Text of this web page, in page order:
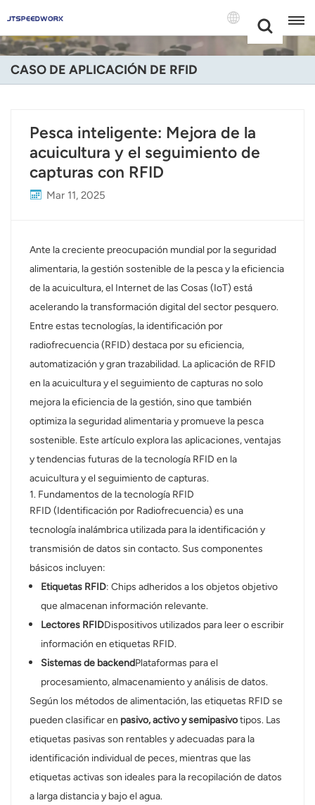
+86 -18681515767
English
Deutsch
Español
Português
Nederland
日语
한국어
Türk
Ελληνικά
Melayu
Polski
Tiếng Việt
Indonesia
magyar
CASO DE APLICACIÓN DE RFID
Pesca inteligente: Mejora de la
acuicultura y el seguimiento de
capturas con RFID
Mar 11, 2025
Ante la creciente preocupación mundial por la seguridad
alimentaria, la gestión sostenible de la pesca y la eficiencia
de la acuicultura, el Internet de las Cosas (IoT) está
acelerando la transformación digital del sector pesquero.
Entre estas tecnologías, la identificación por
radiofrecuencia (RFID) destaca por su eficiencia,
automatización y gran trazabilidad. La aplicación de RFID
en la acuicultura y el seguimiento de capturas no solo
mejora la eficiencia de la gestión, sino que también
optimiza la seguridad alimentaria y promueve la pesca
sostenible. Este artículo explora las aplicaciones, ventajas
y tendencias futuras de la tecnología RFID en la
acuicultura y el seguimiento de capturas.
1. Fundamentos de la tecnología RFID
RFID (Identificación por Radiofrecuencia) es una
tecnología inalámbrica utilizada para la identificación y
transmisión de datos sin contacto. Sus componentes
básicos incluyen:
Etiquetas RFID: Chips adheridos a los objetos objetivo
que almacenan información relevante.
Lectores RFIDDispositivos utilizados para leer o escribir
información en etiquetas RFID.
Sistemas de backendPlataformas para el
procesamiento, almacenamiento y análisis de datos.
Según los métodos de alimentación, las etiquetas RFID se
pueden clasificar en pasivo, activo y semipasivotipos. Las
etiquetas pasivas son rentables y adecuadas para la
identificación individual de peces, mientras que las
etiquetas activas son ideales para la recopilación de datos
a larga distancia y bajo el agua.